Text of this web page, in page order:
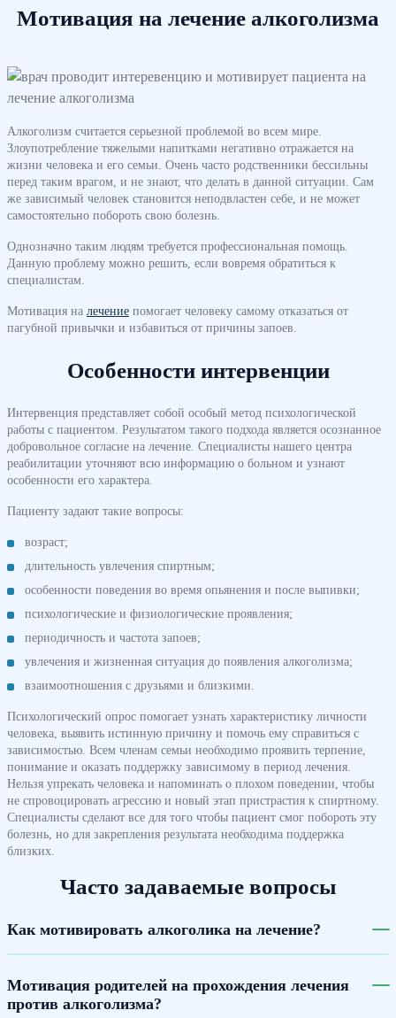
Мотивация на лечение алкоголизма
Алкоголизм считается серьезной проблемой во всем мире.
Злоупотребление тяжелыми напитками негативно отражается на
жизни человека и его семьи. Очень часто родственники бессильны
перед таким врагом, и не знают, что делать в данной ситуации. Сам
же зависимый человек становится неподвластен себе, и не может
самостоятельно побороть свою болезнь.
Однозначно таким людям требуется профессиональная помощь.
Данную проблему можно решить, если вовремя обратиться к
специалистам.
Мотивация на лечение помогает человеку самому отказаться от
пагубной привычки и избавиться от причины запоев.
Особенности интервенции
Интервенция представляет собой особый метод психологической
работы с пациентом. Результатом такого подхода является осознанное
добровольное согласие на лечение. Специалисты нашего центра
реабилитации уточняют всю информацию о больном и узнают
особенности его характера.
Пациенту задают такие вопросы:
возраст;
длительность увлечения спиртным;
особенности поведения во время опьянения и после выпивки;
психологические и физиологические проявления;
периодичность и частота запоев;
увлечения и жизненная ситуация до появления алкоголизма;
взаимоотношения с друзьями и близкими.
Психологический опрос помогает узнать характеристику личности
человека, выявить истинную причину и помочь ему справиться с
зависимостью. Всем членам семьи необходимо проявить терпение,
понимание и оказать поддержку зависимому в период лечения.
Нельзя упрекать человека и напоминать о плохом поведении, чтобы
не спровоцировать агрессию и новый этап пристрастия к спиртному.
Специалисты сделают все для того чтобы пациент смог побороть эту
болезнь, но для закрепления результата необходима поддержка
близких.
Часто задаваемые вопросы
Как мотивировать алкоголика на лечение?
Мотивация родителей на прохождения лечения
против алкоголизма?